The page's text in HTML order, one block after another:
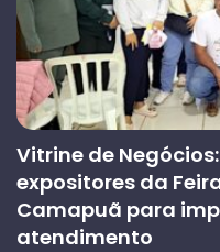
Vitrine de
expositores da
Camapuã para
atendimento